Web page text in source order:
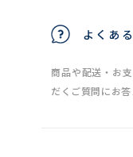
よくあ
商品や配送・お
だくご質問にお答